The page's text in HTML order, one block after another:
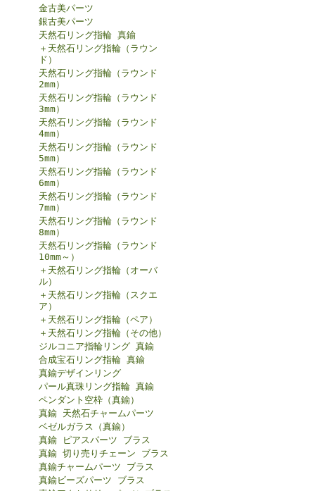
金古美パーツ
銀古美パーツ
天然石リング指輪 真鍮
＋天然石リング指輪（ラウン
ド）
天然石リング指輪（ラウンド
2mm）
天然石リング指輪（ラウンド
3mm）
天然石リング指輪（ラウンド
4mm）
天然石リング指輪（ラウンド
5mm）
天然石リング指輪（ラウンド
6mm）
天然石リング指輪（ラウンド
7mm）
天然石リング指輪（ラウンド
8mm）
天然石リング指輪（ラウンド
10mm～）
＋天然石リング指輪（オーバ
ル）
＋天然石リング指輪（スクエ
ア）
＋天然石リング指輪（ペア）
＋天然石リング指輪（その他）
ジルコニア指輪リング 真鍮
合成宝石リング指輪 真鍮
真鍮デザインリング
パール真珠リング指輪 真鍮
ペンダント空枠（真鍮）
真鍮 天然石チャームパーツ
ベゼルガラス（真鍮）
真鍮 ピアスパーツ ブラス
真鍮 切り売りチェーン ブラス
真鍮チャームパーツ ブラス
真鍮ビーズパーツ ブラス